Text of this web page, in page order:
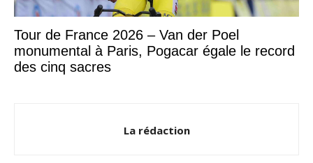
Tour de France 2026 – Van der Poel
monumental à Paris, Pogacar égale le record
des cinq sacres
La rédaction